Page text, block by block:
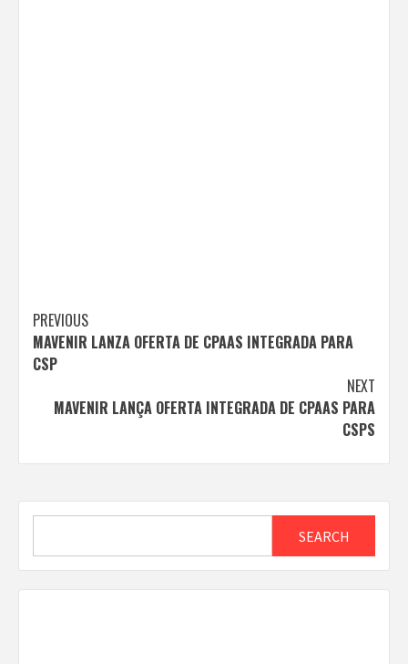
Post
navigation
PREVIOUS
MAVENIR LANZA OFERTA DE CPAAS INTEGRADA PARA
CSP
NEXT
MAVENIR LANÇA OFERTA INTEGRADA DE CPAAS PARA
CSPS
SEARCH